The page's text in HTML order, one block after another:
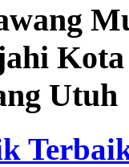
Utuh